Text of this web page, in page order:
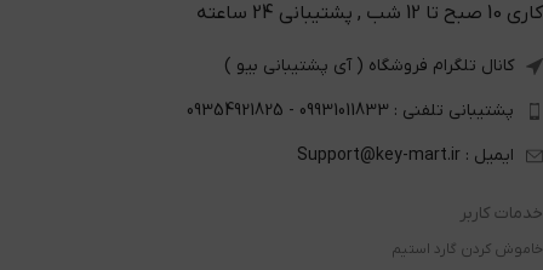
کاری 10 صبح تا 12 شب , پشتیبانی 24 ساعته
کانال تلگرام فروشگاه ( آی پشتیبانی بیو )
پشتیبانی تلفنی : 09931011833 - 09354921825
ایمیل : Support@key-mart.ir
خدمات کاربر
خاموش کردن گارد استیم